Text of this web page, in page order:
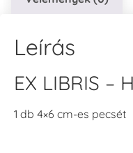
Leírás
EX LIBRIS –
1 db 4×6 cm-es pecsét